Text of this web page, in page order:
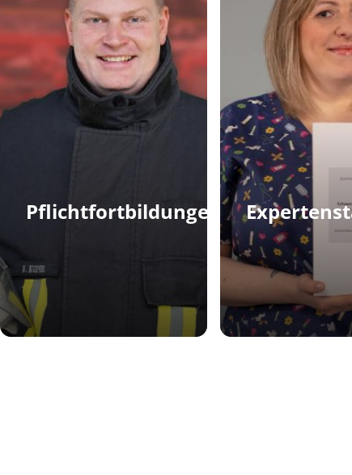
Pflichtfortbildungen